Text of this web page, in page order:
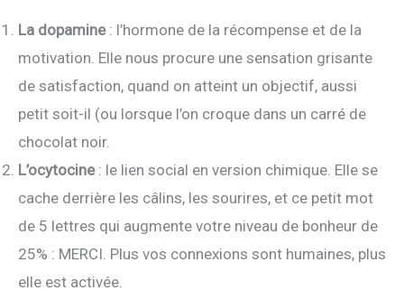
La dopamine: l’hormone de la récompense et de la
motivation. Elle nous procure une sensation grisante
de satisfaction, quand on atteint un objectif, aussi
petit soit-il (ou lorsque l’on croque dans un carré de
chocolat noir.
L’ocytocine: le lien social en version chimique. Elle se
cache derrière les câlins, les sourires, et ce petit mot
de 5 lettres qui augmente votre niveau de bonheur de
25% : MERCI. Plus vos connexions sont humaines, plus
elle est activée.